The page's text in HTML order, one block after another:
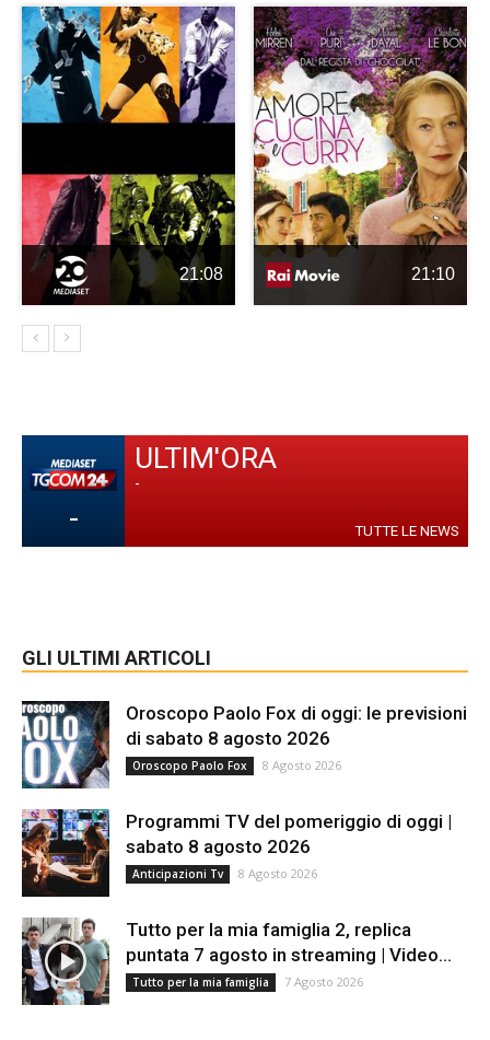
21:08 21:10
-
ULTIM'ORA
-
TUTTE LE NEWS
GLI ULTIMI ARTICOLI
Oroscopo Paolo Fox di oggi: le previsioni
di sabato 8 agosto 2026
Oroscopo Paolo Fox 8 Agosto 2026
Programmi TV del pomeriggio di oggi |
sabato 8 agosto 2026
Anticipazioni Tv 8 Agosto 2026
Tutto per la mia famiglia 2, replica
puntata 7 agosto in streaming | Video...
Tutto per la mia famiglia 7 Agosto 2026